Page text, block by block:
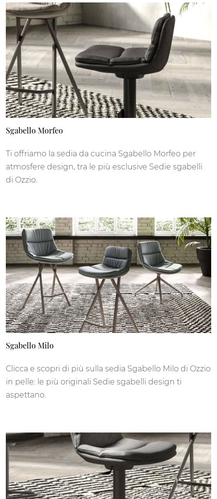
Sgabello Morfeo
Ti offriamo la sedia da cucina Sgabello Morfeo per
atmosfere design, tra le più esclusive Sedie sgabelli
di Ozzio.
Sgabello Milo
Clicca e scopri di più sulla sedia Sgabello Milo di Ozzio
in pelle: le più originali Sedie sgabelli design ti
aspettano.